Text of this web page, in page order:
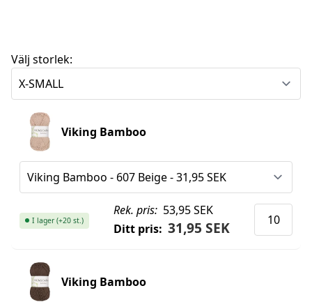
Välj storlek:
Viking Bamboo
Rek. pris: 53,95 SEK
Ditt pris: 31,95 SEK
I lager (+20 st.)
Viking Bamboo